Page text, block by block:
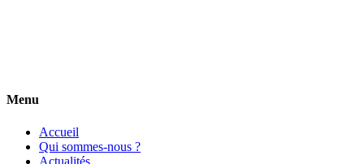
Menu
Accueil
Qui sommes-nous ?
Actualités